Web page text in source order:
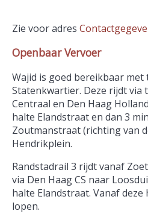
Zie voor adres
Openbaar Vervoer
Wajid is goed bereikbaar
Statenkwartier. Deze rijdt via
Centraal en Den Haag
halte Elandstraat en dan 3
Zoutmanstraat (richting van
Hendrikplein.
Randstadrail 3 rijdt vanaf
via Den Haag CS naar
halte Elandstraat. Vanaf
lopen.